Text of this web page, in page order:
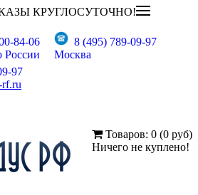
КРУГЛОСУТОЧНО!
84-06
России
8 (495) 789-09-97
Москва
97
rf.ru
Товаров: 0 (0 руб)
Ничего не куплено!